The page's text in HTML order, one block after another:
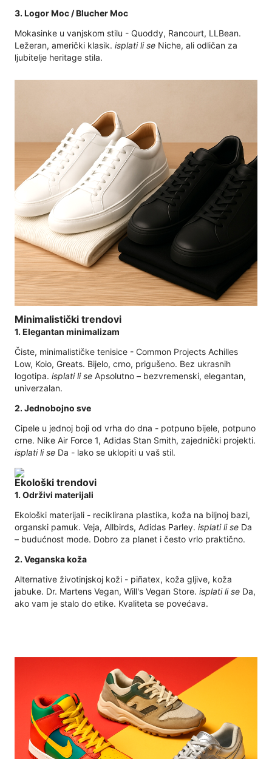
3. Logor Moc / Blucher Moc
Mokasinke u vanjskom stilu - Quoddy, Rancourt, LLBean.
Ležeran, američki klasik. isplati li se Niche, ali odličan za
ljubitelje heritage stila.
Minimalistički trendovi
1. Elegantan minimalizam
Čiste, minimalističke tenisice - Common Projects Achilles
Low, Koio, Greats. Bijelo, crno, prigušeno. Bez ukrasnih
logotipa. isplati li se Apsolutno – bezvremenski, elegantan,
univerzalan.
2. Jednobojno sve
Cipele u jednoj boji od vrha do dna - potpuno bijele, potpuno
crne. Nike Air Force 1, Adidas Stan Smith, zajednički projekti.
isplati li se Da - lako se uklopiti u vaš stil.
Ekološki trendovi
1. Održivi materijali
Ekološki materijali - reciklirana plastika, koža na biljnoj bazi,
organski pamuk. Veja, Allbirds, Adidas Parley. isplati li se Da
– budućnost mode. Dobro za planet i često vrlo praktično.
2. Veganska koža
Alternative životinjskoj koži - piñatex, koža gljive, koža
jabuke. Dr. Martens Vegan, Will's Vegan Store. isplati li se Da,
ako vam je stalo do etike. Kvaliteta se povećava.